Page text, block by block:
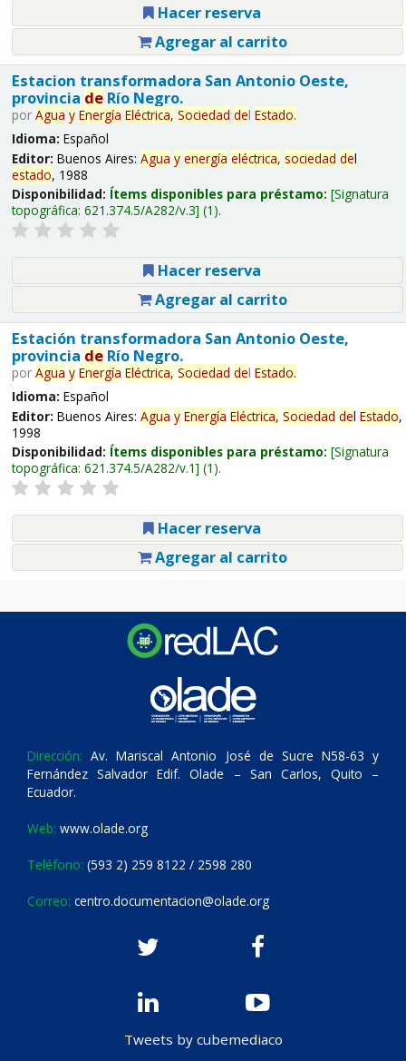
Hacer reserva
Agregar al carrito
Estacion transformadora San Antonio Oeste,
provincia deRío Negro.
por Agua y Energía Eléctrica, Sociedad del Estado.
Idioma: Español
Editor: Buenos Aires: Agua y energía eléctrica, sociedad del
estado, 1988
Disponibilidad: Ítems disponibles para préstamo: Signatura
topográfica: 621.374.5/A282/v.3 (1).
Hacer reserva
Agregar al carrito
Estación transformadora San Antonio Oeste,
provincia deRío Negro.
por Agua y Energía Eléctrica, Sociedad del Estado.
Idioma: Español
Editor: Buenos Aires: Agua y Energía Eléctrica, Sociedad del Estado,
1998
Disponibilidad: Ítems disponibles para préstamo: Signatura
topográfica: 621.374.5/A282/v.1 (1).
Hacer reserva
Agregar al carrito
Dirección: Av. Mariscal Antonio José de Sucre N58-63 y
Fernández Salvador Edif. Olade – San Carlos, Quito –
Ecuador.
Web: www.olade.org
Teléfono: (593 2) 259 8122 / 2598 280
Correo: centro.documentacion@olade.org
Tweets by cubemediaco